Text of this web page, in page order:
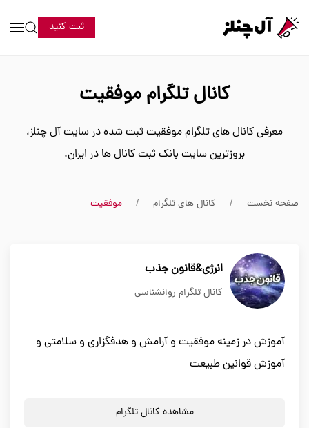
ثبت کنید
کانال تلگرام موفقیت
معرفی کانال های تلگرام موفقیت ثبت شده در سایت آل چنلز،
بروزترین سایت بانک ثبت کانال ها در ایران.
صفحه نخست کانال های تلگرام موفقیت
انرژی&قانون جذب
کانال تلگرام روانشناسی
آموزش در زمینه موفقیت و آرامش و هدفگزاری و سلامتی و
آموزش قوانین طبیعت
مشاهده کانال تلگرام